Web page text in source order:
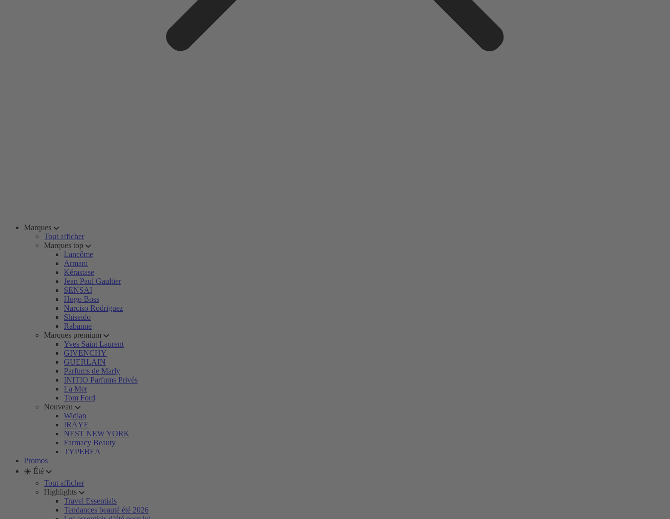
Marques
Tout afficher
Marques top
Lancôme
Armani
Kérastase
Jean Paul Gaultier
SENSAI
Hugo Boss
Narciso Rodriguez
Shiseido
Rabanne
Marques premium
Yves Saint Laurent
GIVENCHY
GUERLAIN
Parfums de Marly
INITIO Parfums Privés
La Mer
Tom Ford
Nouveau
Widian
IRÄYE
NEST NEW YORK
Farmacy Beauty
TYPEBEA
Promos
☀️ Été
Tout afficher
Highlights
Travel Essentials
Tendances beauté été 2026